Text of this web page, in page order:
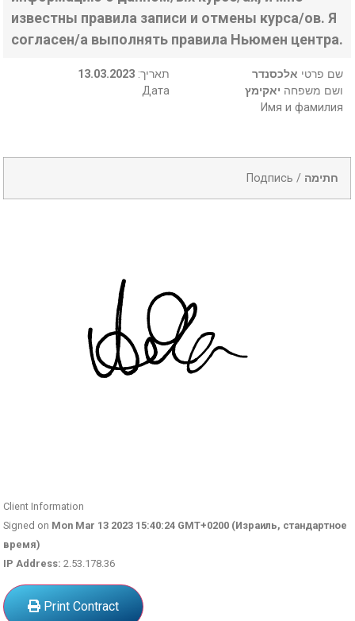
известны правила записи и отмены курса/ов. Я
согласен/а выполнять правила Ньюмен центра.
13.03.2023 :תאריך
Дата
שם פרטי אלכסנדר
ושם משפחה יאקימץ
Имя и фамилия
Подпись / חתימה
Client Information
Signed on Mon Mar 13 2023 15:40:24 GMT+0200 (Израиль, стандартное
время)
IP Address: 2.53.178.36
Print Contract